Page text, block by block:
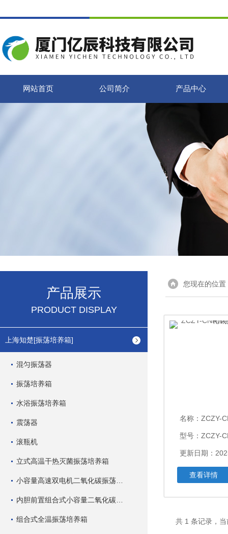
网站首页 公司简介 产品中心
产品展示
PRODUCT DISPLAY
上海知楚[振荡培养箱]
混匀振荡器
振荡培养箱
水浴振荡培养箱
震荡器
滚瓶机
立式高温干热灭菌振荡培养箱
组合式全温振荡培养箱
您现在的位置
名称： ZCZY-CNRH小
型号：ZCZY-
更新日期：
查看详情
共 1 条记录，